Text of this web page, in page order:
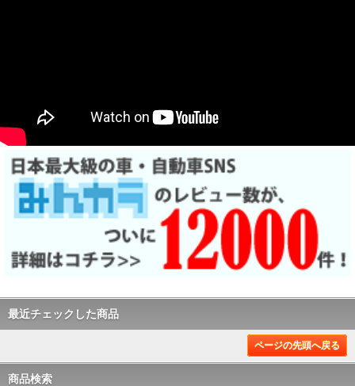
最近チェックした商品
ページの先頭へ戻る
商品検索